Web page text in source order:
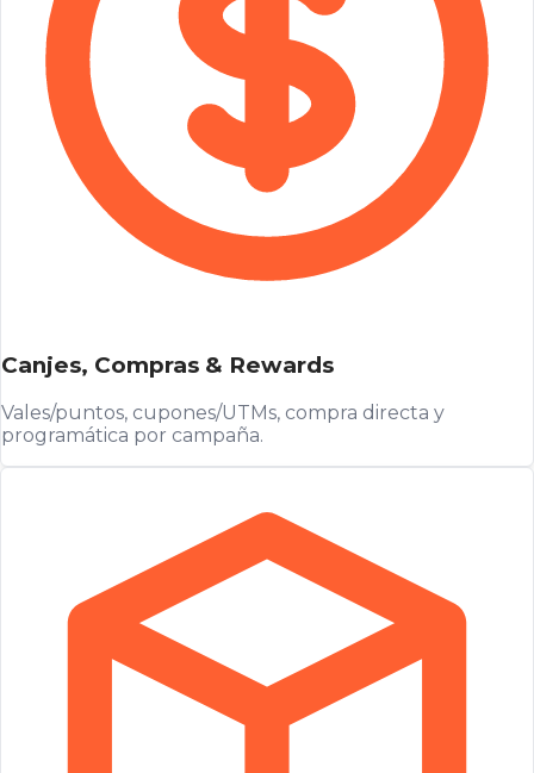
Canjes, Compras & Rewards
Vales/puntos, cupones/UTMs, compra directa y
programática por campaña.